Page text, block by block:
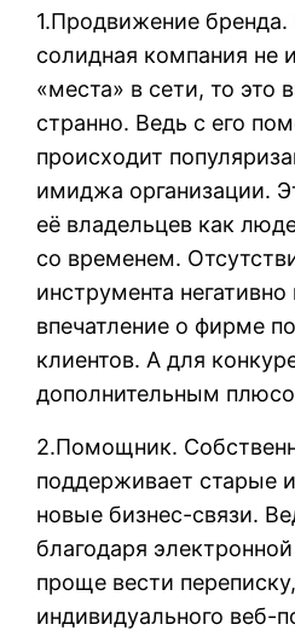
1.Продвижение
солидная компания не
«места» в сети, то это
странно. Ведь с его
происходит
имиджа организации.
её владельцев как
со временем.
инструмента негативно
впечатление о фирме
клиентов. А для
дополнительным
2.Помощник.
поддерживает старые
новые бизнес-связи.
благодаря
проще вести
индивидуального веб-